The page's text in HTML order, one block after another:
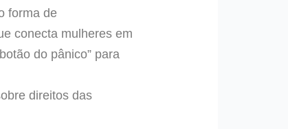
forma de
conecta mulheres em
do pânico” para
direitos das